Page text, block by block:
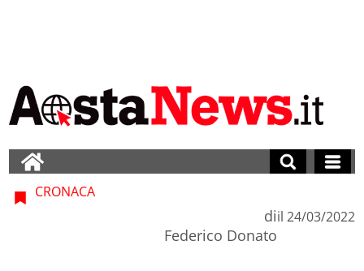
CRONACA
di
Federico Donato
il 24/03/2022